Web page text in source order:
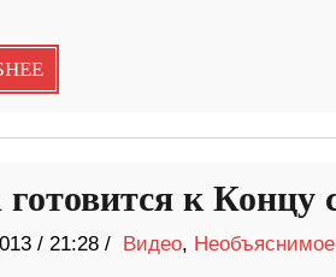
к Концу
/ 21:28 / Видео, Необъяснимое